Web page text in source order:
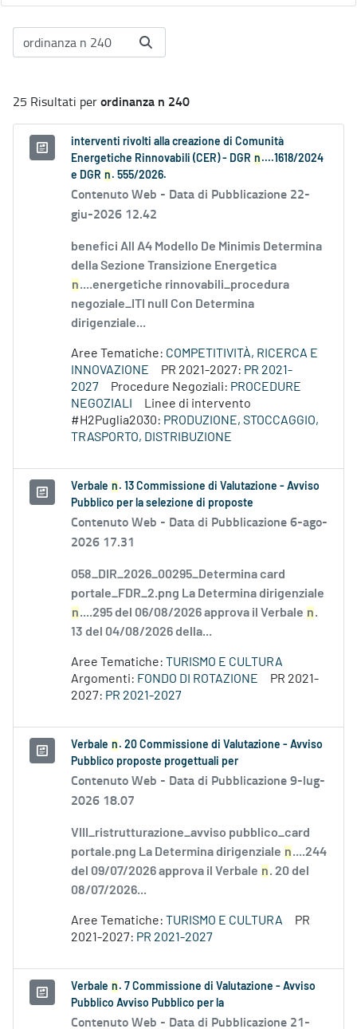
25 Risultati perordinanza n 240
interventi rivolti alla creazione di Comunità
Energetiche Rinnovabili (CER) - DGR n ....1618/2024
e DGR n . 555/2026.
Contenuto Web - Data di Pubblicazione 22-
giu-2026 12.42
benefici All A4 Modello De Minimis Determina
della Sezione Transizione Energetica
n....energetiche rinnovabili_procedura
negoziale_ITI null Con Determina
dirigenziale...
Aree Tematiche: COMPETITIVITÀ, RICERCA E
INNOVAZIONE
PR 2021-2027: PR 2021-
2027
Procedure Negoziali: PROCEDURE
NEGOZIALI
Linee di intervento
#H2Puglia2030: PRODUZIONE, STOCCAGGIO,
TRASPORTO, DISTRIBUZIONE
Verbale n . 13 Commissione di Valutazione - Avviso
Pubblico per la selezione di proposte
Contenuto Web - Data di Pubblicazione 6-ago-
2026 17.31
058_DIR_2026_00295_Determina card
portale_FDR_2.png La Determina dirigenziale
n....295 del 06/08/2026 approva il Verbale n.
13 del 04/08/2026 della...
Aree Tematiche: TURISMO E CULTURA
Argomenti: FONDO DI ROTAZIONE
PR 2021-
2027: PR 2021-2027
Verbale n . 20 Commissione di Valutazione - Avviso
Pubblico proposte progettuali per
Contenuto Web - Data di Pubblicazione 9-lug-
2026 18.07
VIII_ristrutturazione_avviso pubblico_card
portale.png La Determina dirigenziale n....244
del 09/07/2026 approva il Verbale n. 20 del
08/07/2026...
Aree Tematiche: TURISMO E CULTURA
PR
2021-2027: PR 2021-2027
Verbale n . 7 Commissione di Valutazione - Avviso
Pubblico Avviso Pubblico per la
Contenuto Web - Data di Pubblicazione 21-